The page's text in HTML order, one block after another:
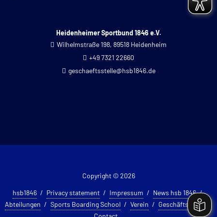
Heidenheimer Sportbund 1846 e.V.
Wilhelmstraße 198, 89518 Heidenheim
+49 7321 22660
geschaeftsstelle@hsb1846.de
Copyright © 2026
hsb1846 Privacy statement Impressum
News hsb 1846
Abteilungen
Sports Boarding School Verein
Geschäftsstelle